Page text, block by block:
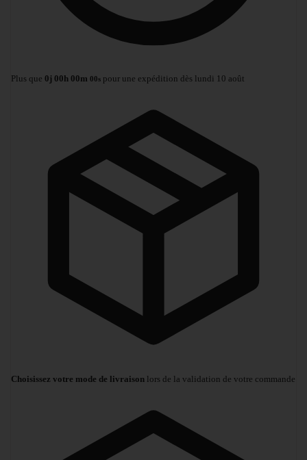
Plus que 0j 00h 00m 00s pour une expédition dès lundi 10 août
Choisissez votre mode de livraison lors de la validation de votre commande